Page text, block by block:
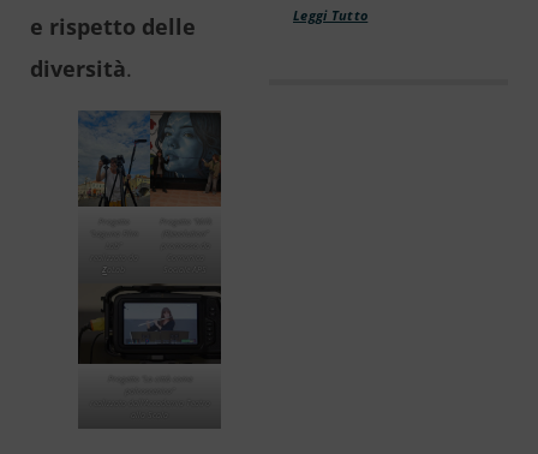
e rispetto delle
diversità.
Z
Leggi Tutto